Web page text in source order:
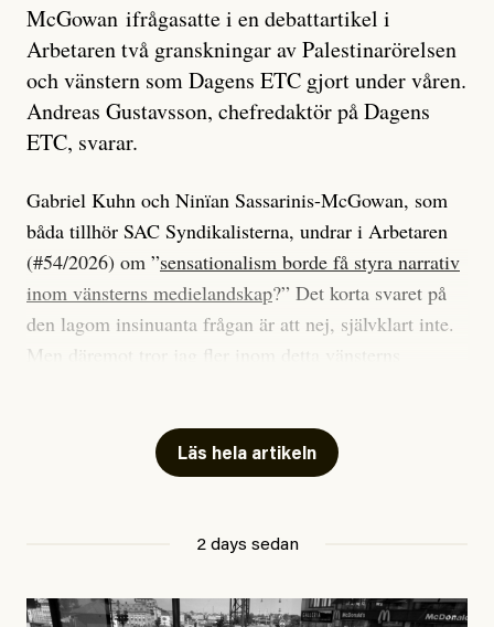
McGowan ifrågasatte i en debattartikel i
Arbetaren två granskningar av Palestinarörelsen
och vänstern som Dagens ETC gjort under våren.
Andreas Gustavsson, chefredaktör på Dagens
ETC, svarar.
Gabriel Kuhn och Ninïan Sassarinis-McGowan, som
båda tillhör SAC Syndikalisterna, undrar i Arbetaren
(#54/2026) om ”sensationalism borde få styra narrativ
inom vänsterns medielandskap?” Det korta svaret på
den lagom insinuanta frågan är att nej, självklart inte.
Men däremot tror jag fler inom detta vänsterns
journalistik som vänder sig till många snarare än att
jaga inbördes beundran. Det har i alla fall fungerat för
McGowan riktar sin kritik mot.
Läs hela artikeln
2 days sedan